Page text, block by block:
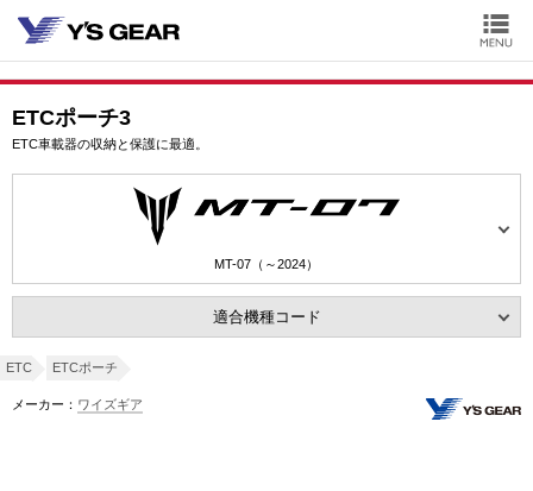
ETCポーチ3
ETC車載器の収納と保護に最適。
MT-07（～2024）
適合機種コード
ETC ETCポーチ
メーカー： ワイズギア